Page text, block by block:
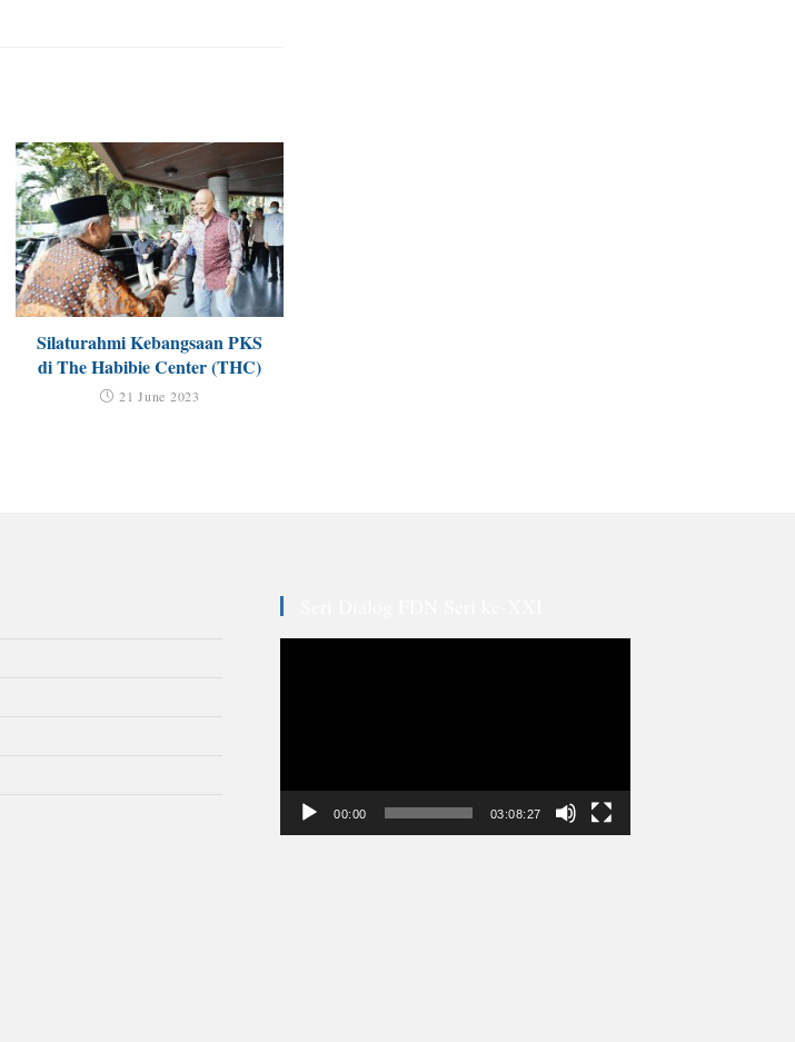
Silaturahmi Kebangsaan PKS
di The Habibie Center (THC)
21 June 2023
00:00 03:08:27